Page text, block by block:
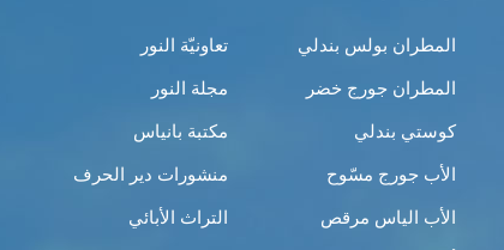
المطران بولس بندلي
المطران جورج خضر
كوستي بندلي
الأب جورج مسّوح
الأب الياس مرقص
تعاونيّة النور
مجلة النور
مكتبة بانياس
منشورات دير الحرف
التراث الأبائي